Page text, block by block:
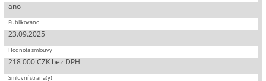
ano
23.09.2025
218 000 CZK bez DPH